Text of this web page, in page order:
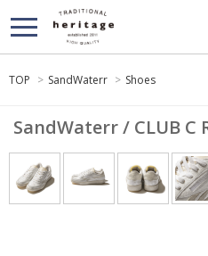
TOP > SandWaterr > Shoes
SandWaterr / CLUB C